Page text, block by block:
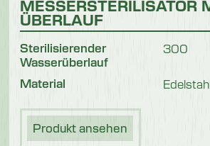
MESSERSTERILISATOR
ÜBERLAUF
Sterilisierender
Wasserüberlauf
300
Material
Produkt ansehen